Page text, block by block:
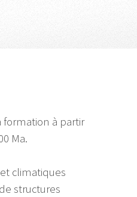
à partir
Ma.
climatiques
structures